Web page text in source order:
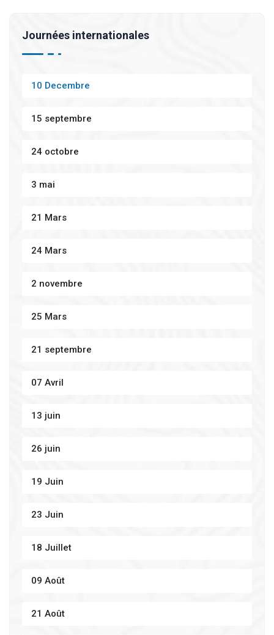
Journées internationales
10 Decembre
15 septembre
24 octobre
3 mai
21 Mars
24 Mars
2 novembre
25 Mars
21 septembre
07 Avril
13 juin
26 juin
19 Juin
23 Juin
18 Juillet
09 Août
21 Août